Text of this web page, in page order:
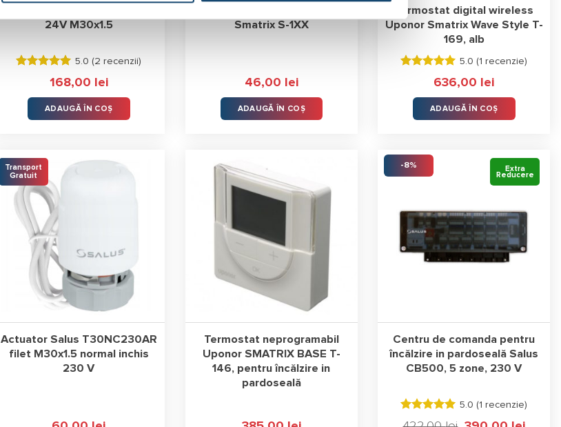
24V M30x1.5
Evaluat la
stele
din 5
5.0 (2 recenzii)
168,00 lei
ADAUGĂ ÎN COȘ
Smatrix S-1XX
46,00 lei
ADAUGĂ ÎN COȘ
Termostat digital wireless
Uponor Smatrix Wave Style T-
169, alb
Evaluat la
stele
din 5
5.0 (1 recenzie)
636,00 lei
ADAUGĂ ÎN COȘ
Transport
Gratuit
Actuator Salus T30NC230AR
filet M30x1.5 normal inchis
230 V
Termostat neprogramabil
Uponor SMATRIX BASE T-
146, pentru încălzire in
pardoseală
-8%
Extra
Reducere
Centru de comanda pentru
încălzire in pardoseală Salus
CB500, 5 zone, 230 V
Evaluat la
5.0 (1 recenzie)
Prețul
Prețul